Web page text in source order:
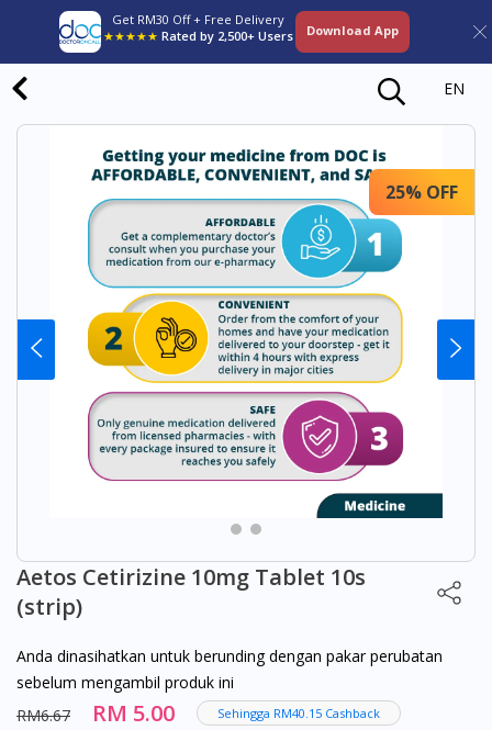
Get RM30 Off + Free Delivery
★★★★★ Rated by 2,500+ Users Download App
EN
25% OFF
Aetos Cetirizine 10mg Tablet 10s
(strip)
Anda dinasihatkan untuk berunding dengan pakar perubatan
sebelum mengambil produk ini
RM6.67
RM 5.00 Sehingga RM40.15 Cashback